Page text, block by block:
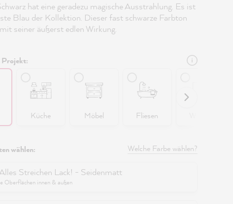
hat eine geradezu magische Ausstrahlung. Es ist
Blau der Kollektion. Dieser fast schwarze Farbton
seiner äußerst edlen Wirkung.
Projekt:
Küche Möbel Fliesen
wählen: Welche Farbe wählen?
Streichen Lack! - Seidenmatt
Oberflächen innen & außen